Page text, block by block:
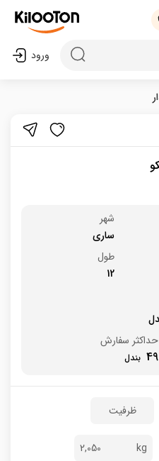
ورود
شهر
ساری
طول
12
حداکثر سفارش
49
ظرفیت
2,050